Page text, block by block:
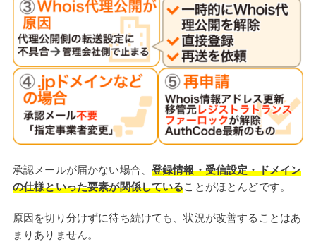
承認メールが届かない場合、登録情報・受信設定・ドメイン
の仕様といった要素が関係していることがほとんどです。
原因を切り分けずに待ち続けても、状況が改善することはあ
まりありません。